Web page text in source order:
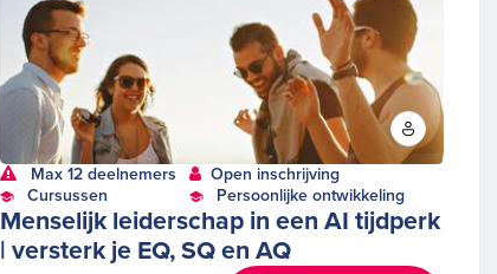
Max 12 deelnemers
Open inschrijving
Cursussen
Persoonlijke ontwikkeling
Menselijk leiderschap in een AI tijdperk
| versterk je EQ, SQ en AQ